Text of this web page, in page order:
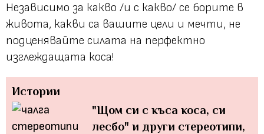
Независимо за какво /и с какво/ се борите в
живота, какви са вашите цели и мечти, не
подценявайте силата на перфектно
изглеждащата коса!
Истории
"Щом си с къса коса, си
лесбо" и други стереотипи,